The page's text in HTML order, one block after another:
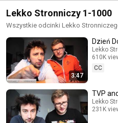
Lekko Stronniczy 1-1000
Wszystkie odcinki Lekko
3:47
Dzień
Lekko
610K
CC
TVP
Lekko
231K